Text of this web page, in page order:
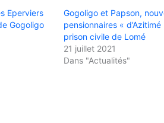
Eperviers
Gogoligo
Gogoligo et Papson,
pensionnaires « d’Azitimé
prison civile de Lomé
21 juillet 2021
Dans "Actualités"